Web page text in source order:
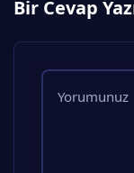
Bir Cevap